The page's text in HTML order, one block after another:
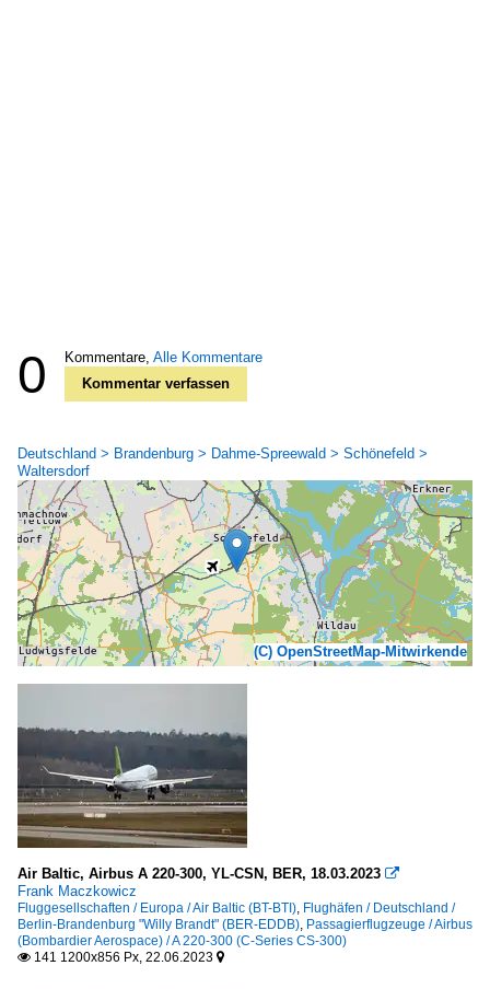
0 Kommentare, Alle Kommentare
Kommentar verfassen
Deutschland > Brandenburg > Dahme-Spreewald > Schönefeld >
Waltersdorf
(C) OpenStreetMap-Mitwirkende
Air Baltic, Airbus A 220-300, YL-CSN, BER, 18.03.2023 
Frank Maczkowicz
Fluggesellschaften / Europa / Air Baltic (BT-BTI), Flughäfen / Deutschland /
Berlin-Brandenburg "Willy Brandt" (BER-EDDB), Passagierflugzeuge / Airbus
(Bombardier Aerospace) / A 220-300 (C-Series CS-300)
 141 1200x856 Px, 22.06.2023 